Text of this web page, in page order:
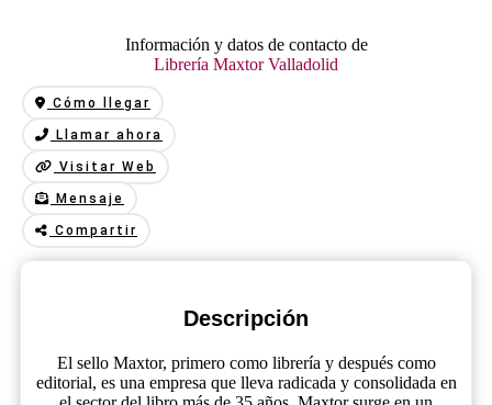
Información y datos de contacto de
Librería Maxtor Valladolid
Cómo llegar
Llamar ahora
Visitar Web
Mensaje
Compartir
Descripción
El sello Maxtor, primero como librería y después como
editorial, es una empresa que lleva radicada y consolidada en